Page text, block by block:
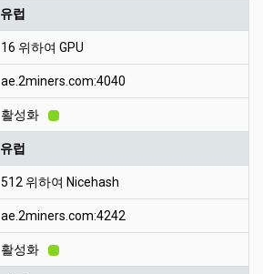
유럽
16 위하여 GPU
ae.2miners.com:4040
활성화
유럽
512 위하여 Nicehash
ae.2miners.com:4242
활성화